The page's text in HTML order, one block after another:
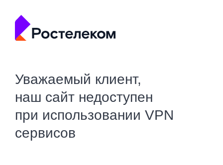
Уважаемый клиент,
наш сайт недоступен
при использовании VPN
сервисов